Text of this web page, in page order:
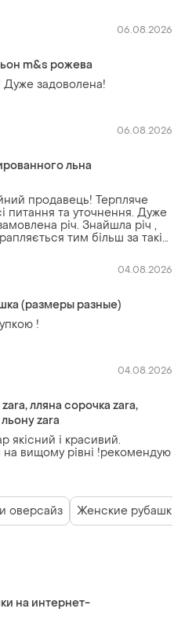
06.08.2026
m&s рожева
Дуже задоволена!
06.08.2026
льна
продавець! Терпляче
питання та уточнення. Дуже
річ. Знайшла річ ,
тим більш за такі
04.08.2026
(размеры разные)
!
04.08.2026
лляна сорочка zara,
zara
якісний і красивий.
на вищому рівні !рекомендую
оверсайз Женские рубашки
на интернет-